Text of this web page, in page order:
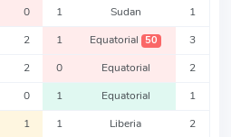
0 1 Sudan 1
2 1 Equatorial 50 3
2 0 Equatorial 2
0 1 Equatorial 1
1 1 Liberia 2